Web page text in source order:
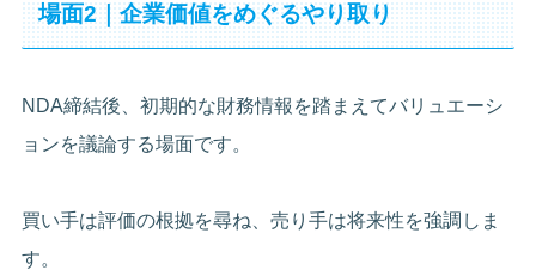
場面2｜企業価値をめぐるやり取り
NDA締結後、初期的な財務情報を踏まえてバリュエーシ
ョンを議論する場面です。
買い手は評価の根拠を尋ね、売り手は将来性を強調しま
す。